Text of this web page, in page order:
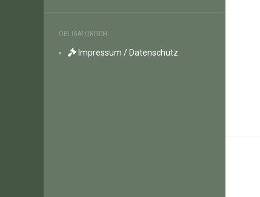
OBLIGATORISCH
Impressum / Datenschutz